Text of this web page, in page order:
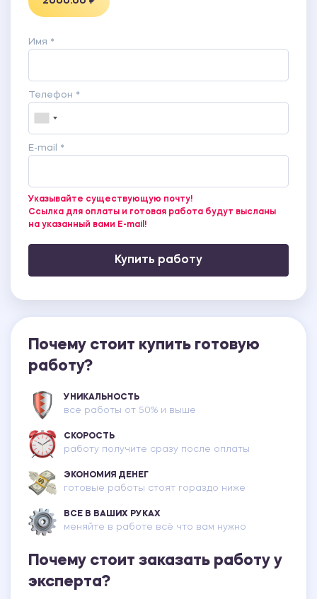
Имя *
Телефон *
E-mail *
Указывайте существующую почту!
Ссылка для оплаты и готовая работа будут высланы
на указанный вами E-mail!
Купить работу
Почему стоит купить готовую
работу?
УНИКАЛЬНОСТЬ
все работы от 50% и выше
СКОРОСТЬ
работу получите сразу после оплаты
ЭКОНОМИЯ ДЕНЕГ
готовые работы стоят гораздо ниже
ВСЕ В ВАШИХ РУКАХ
меняйте в работе всё что вам нужно
Почему стоит заказать работу у
эксперта?